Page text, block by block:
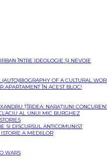
ÎNTRE IDEOLOGIE ȘI NEVOIE
OF A CULTURAL
APARTAMENT ÎN ACEST BLOC!
ȚÎRDEA: NARAȚIUNI
AL UNUI MIC BURGHEZ
SI DISCURSUL ANTICOMUNIST
A MEDIILOR
WARS